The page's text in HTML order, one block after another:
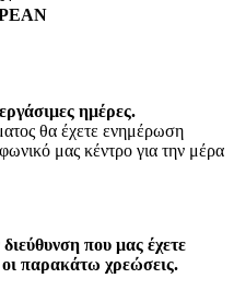
ημέρες.
θα έχετε ενημέρωση
μας κέντρο για την μέρα
που μας έχετε
παρακάτω χρεώσεις.